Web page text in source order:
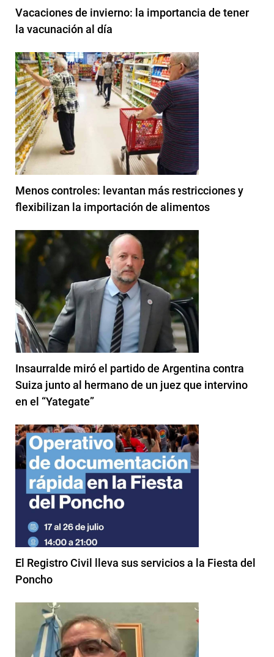
Vacaciones de invierno: la importancia de tener
la vacunación al día
Menos controles: levantan más restricciones y
flexibilizan la importación de alimentos
Insaurralde miró el partido de Argentina contra
Suiza junto al hermano de un juez que intervino
en el “Yategate”
El Registro Civil lleva sus servicios a la Fiesta del
Poncho